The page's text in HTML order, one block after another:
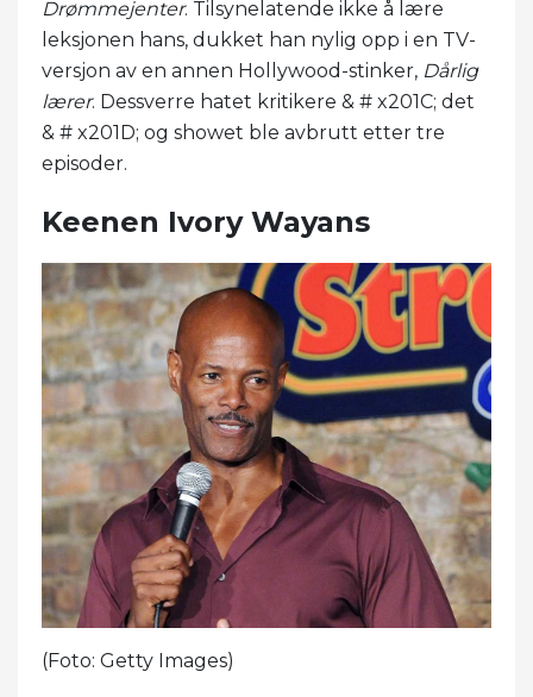
Drømmejenter. Tilsynelatende ikke å lære
leksjonen hans, dukket han nylig opp i en TV-
versjon av en annen Hollywood-stinker, Dårlig
lærer. Dessverre hatet kritikere & # x201C; det
& # x201D; og showet ble avbrutt etter tre
episoder.
Keenen Ivory Wayans
(Foto: Getty Images)